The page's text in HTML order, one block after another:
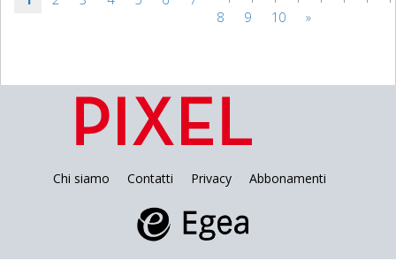
8
9 10 »
Chi siamo Contatti Privacy Abbonamenti